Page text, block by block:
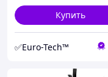
Купить
✅Euro-Tech™